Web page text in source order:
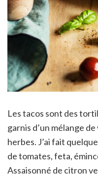
Les tacos sont des
garnis d’un mélange
herbes. J’ai fait
de tomates, feta,
Assaisonné de citron